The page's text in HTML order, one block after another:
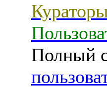
Полный